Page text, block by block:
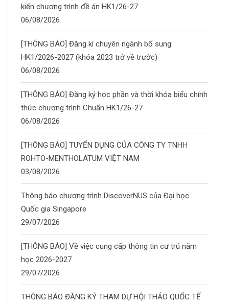
kiến chương trình đề án HK1/26-27
06/08/2026
[THÔNG BÁO] Đăng kí chuyên ngành bổ sung
HK1/2026-2027 (khóa 2023 trở về trước)
06/08/2026
[THÔNG BÁO] Đăng ký học phần và thời khóa biểu chính
thức chương trình Chuẩn HK1/26-27
06/08/2026
[THÔNG BÁO] TUYỂN DỤNG CỦA CÔNG TY TNHH
ROHTO-MENTHOLATUM VIỆT NAM
03/08/2026
Thông báo chương trình DiscoverNUS của Đại học
Quốc gia Singapore
29/07/2026
[THÔNG BÁO] Về việc cung cấp thông tin cư trú năm
học 2026-2027
29/07/2026
THÔNG BÁO ĐĂNG KÝ THAM DỰ HỘI THẢO QUỐC TẾ